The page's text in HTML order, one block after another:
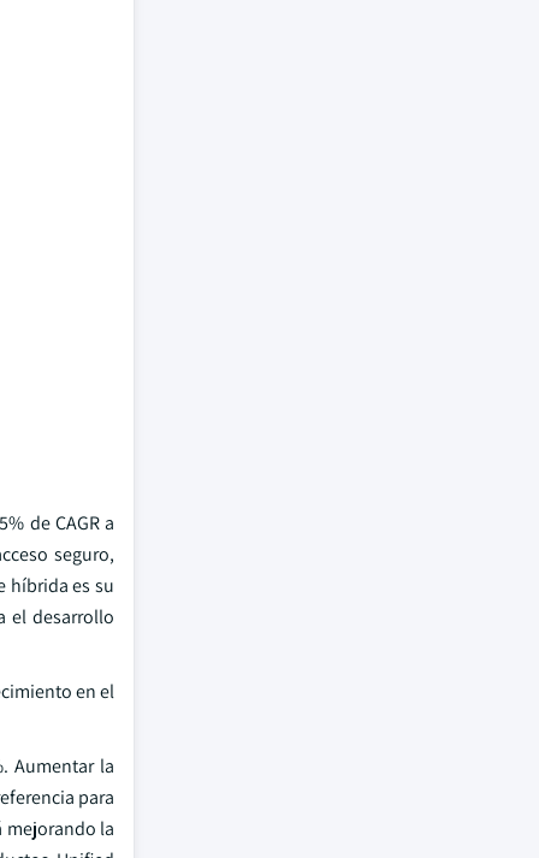
de CAGR a
seguro,
híbrida es su
el desarrollo
en el
Aumentar la
para
mejorando la